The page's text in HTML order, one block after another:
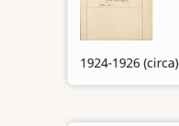
1924-1926 (circa)